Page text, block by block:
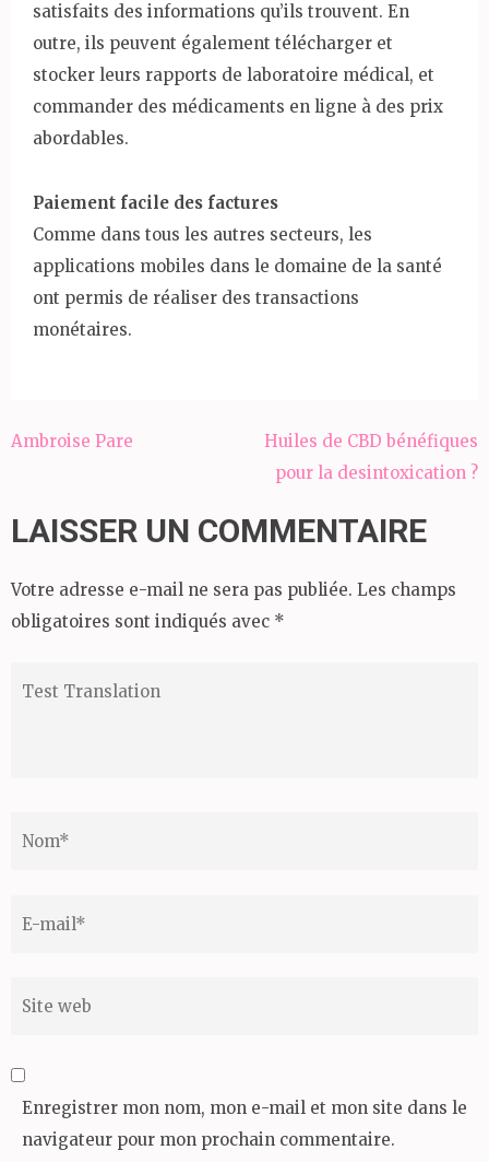
satisfaits des informations qu’ils trouvent. En
outre, ils peuvent également télécharger et
stocker leurs rapports de laboratoire médical, et
commander des médicaments en ligne à des prix
abordables.
Paiement facile des factures
Comme dans tous les autres secteurs, les
applications mobiles dans le domaine de la santé
ont permis de réaliser des transactions
monétaires.
l’article
Ambroise Pare
Huiles de CBD bénéfiques
pour la desintoxication ?
LAISSER UN COMMENTAIRE
Votre adresse e-mail ne sera pas publiée. Les champs
obligatoires sont indiqués avec *
Site
Enregistrer mon nom, mon e-mail et mon site dans le
navigateur pour mon prochain commentaire.